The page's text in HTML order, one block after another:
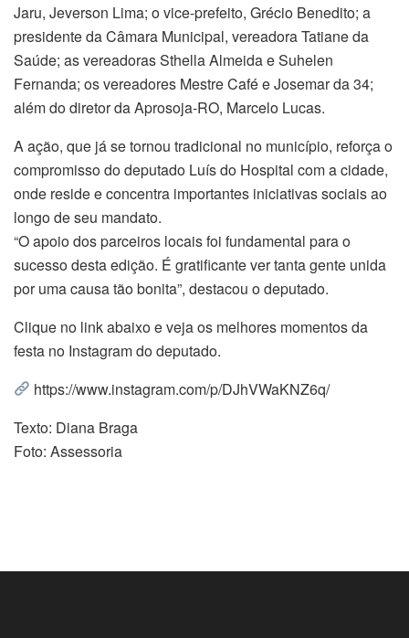
Jaru, Jeverson Lima; o vice-prefeito, Grécio Benedito; a
presidente da Câmara Municipal, vereadora Tatiane da
Saúde; as vereadoras Sthella Almeida e Suhelen
Fernanda; os vereadores Mestre Café e Josemar da 34;
além do diretor da Aprosoja-RO, Marcelo Lucas.
A ação, que já se tornou tradicional no município, reforça o
compromisso do deputado Luís do Hospital com a cidade,
onde reside e concentra importantes iniciativas sociais ao
longo de seu mandato.
“O apoio dos parceiros locais foi fundamental para o
sucesso desta edição. É gratificante ver tanta gente unida
por uma causa tão bonita”, destacou o deputado.
Clique no link abaixo e veja os melhores momentos da
festa no Instagram do deputado.
https://www.instagram.com/p/DJhVWaKNZ6q/
Texto: Diana Braga
Foto: Assessoria